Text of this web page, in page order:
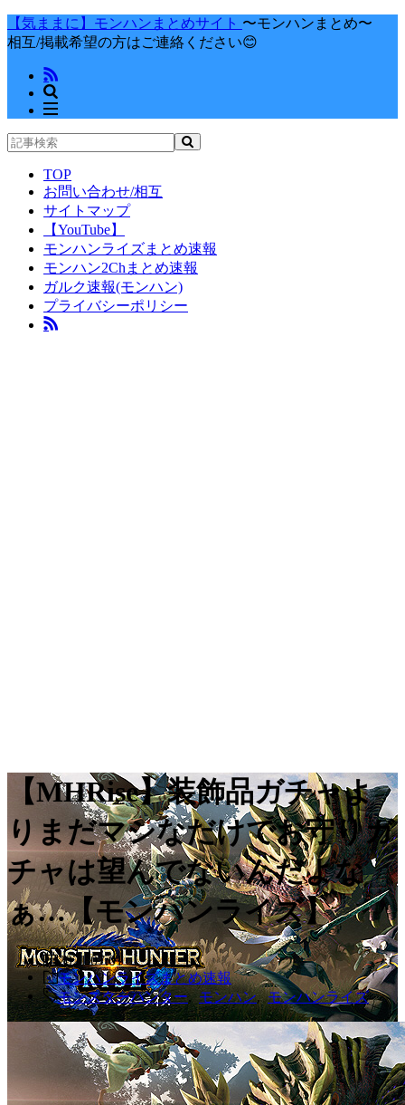
【気ままに】モンハンまとめサイト 〜モンハンまとめ〜
相互/掲載希望の方はご連絡ください😊
TOP
お問い合わせ/相互
サイトマップ
【YouTube】
モンハンライズまとめ速報
モンハン2Chまとめ速報
ガルク速報(モンハン)
プライバシーポリシー
【MHRise】装飾品ガチャよ
りまだマシなだけでお守りガ
チャは望んでないんだよな
ぁ…【モンハンライズ】
2021.07.01
モンハンライズまとめ速報
モンスターハンター, モンハン,モンハンライズ